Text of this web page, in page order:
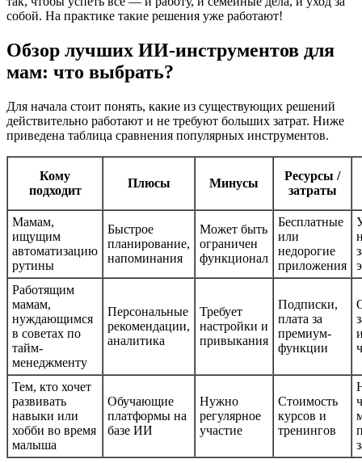
собой. На практике такие решения уже работают!
Обзор лучших ИИ-инструментов для
мам: что выбрать?
Для начала стоит понять, какие из существующих решений
действительно работают и не требуют больших затрат. Ниже
приведена таблица сравнения популярных инструментов.
Кому
подходит
Плюсы Минусы
Ресурсы /
затраты
Мамам,
ищущим
автоматизацию
рутины
Быстрое
планирование,
напоминания
Может быть
ограничен
функционал
Бесплатные
или
недорогие
приложения
Работящим
мамам,
нуждающимся
в советах по
тайм-
менеджменту
Персональные
рекомендации,
аналитика
Требует
настройки и
привыкания
Подписки,
плата за
премиум-
функции
Тем, кто хочет
развивать
навыки или
хобби во время
малыша
Обучающие
платформы на
базе ИИ
Нужно
регулярное
участие
Стоимость
курсов и
тренингов